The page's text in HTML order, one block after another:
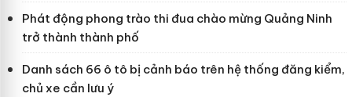
Phát động phong trào thi đua chào mừng Quảng Ninh
trở thành thành phố
Danh sách 66 ô tô bị cảnh báo trên hệ thống đăng kiểm,
chủ xe cần lưu ý